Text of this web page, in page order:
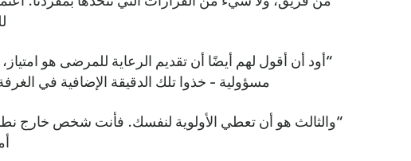
“أود أن أقول لهم أيضًا أن تقديم الرعاية للمرضى هو
مسؤولية - خذوا تلك الدقيقة الإضافية في
“والثالث هو أن تعطي الأولوية لنفسك. فأنت شخص خارج